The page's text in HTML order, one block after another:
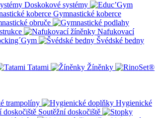
Doskokové systémy
Gymnastické koberce
obruče
Nafukovací
Švédské bedny
Tatami
Žíněnky
trampolíny
Hygienické
Soutěžní doskočiště